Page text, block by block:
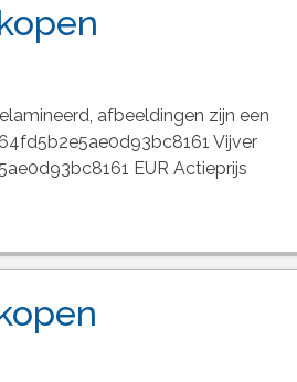
afbeeldingen zijn een
Vijver
EUR Actieprijs